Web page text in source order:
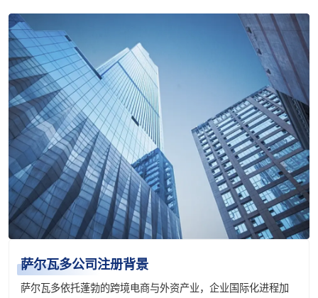
萨尔瓦多公司注册背景
萨尔瓦多依托蓬勃的跨境电商与外资产业，企业国际化进程加